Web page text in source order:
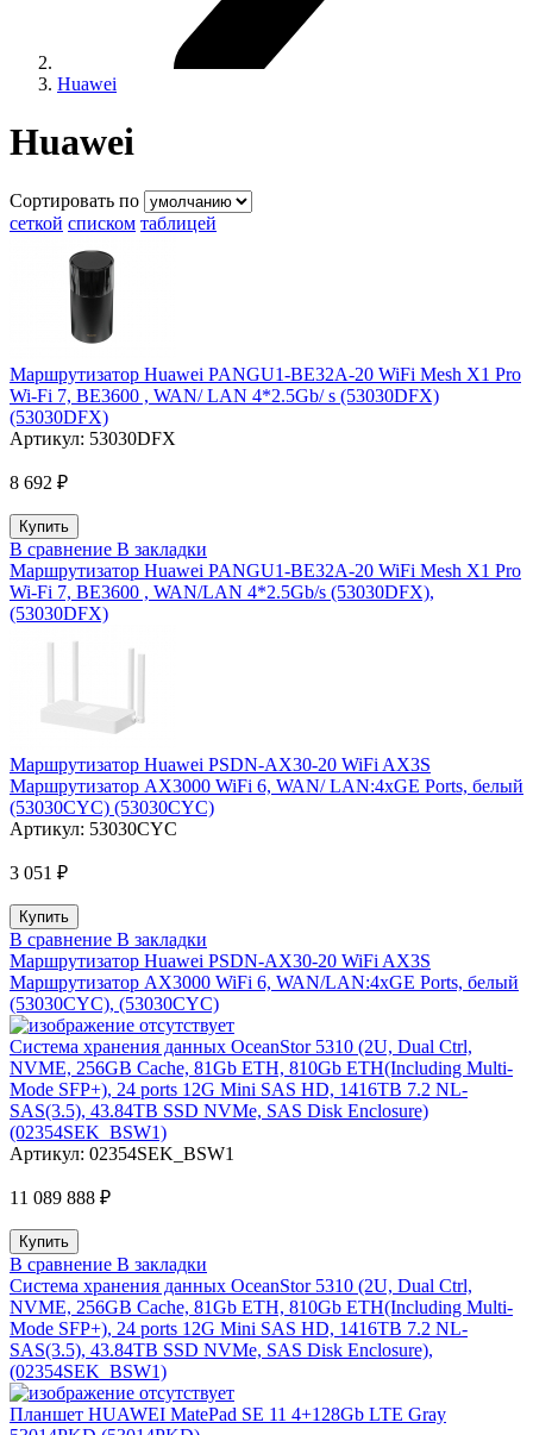
Huawei
Huawei
Сортировать по
сеткой списком таблицей
Маршрутизатор Huawei PANGU1-BE32A-20 WiFi Mesh X1 Pro
Wi-Fi 7, BE3600 , WAN/ LAN 4*2.5Gb/ s (53030DFX)
(53030DFX)
Артикул: 53030DFX
8 692 ₽
В сравнение В закладки
Маршрутизатор Huawei PANGU1-BE32A-20 WiFi Mesh X1 Pro
Wi-Fi 7, BE3600 , WAN/LAN 4*2.5Gb/s (53030DFX),
(53030DFX)
Маршрутизатор Huawei PSDN-AX30-20 WiFi AX3S
Маршрутизатор AX3000 WiFi 6, WAN/ LAN:4xGE Ports, белый
(53030CYC) (53030CYC)
Артикул: 53030CYC
3 051 ₽
В сравнение В закладки
Маршрутизатор Huawei PSDN-AX30-20 WiFi AX3S
Маршрутизатор AX3000 WiFi 6, WAN/LAN:4xGE Ports, белый
(53030CYC), (53030CYC)
Система хранения данных OceanStor 5310 (2U, Dual Ctrl,
NVME, 256GB Cache, 81Gb ETH, 810Gb ETH(Including Multi-
Mode SFP+), 24 ports 12G Mini SAS HD, 1416TB 7.2 NL-
SAS(3.5), 43.84TB SSD NVMe, SAS Disk Enclosure)
(02354SEK_BSW1)
Артикул: 02354SEK_BSW1
11 089 888 ₽
В сравнение В закладки
Система хранения данных OceanStor 5310 (2U, Dual Ctrl,
NVME, 256GB Cache, 81Gb ETH, 810Gb ETH(Including Multi-
Mode SFP+), 24 ports 12G Mini SAS HD, 1416TB 7.2 NL-
SAS(3.5), 43.84TB SSD NVMe, SAS Disk Enclosure),
(02354SEK_BSW1)
Планшет HUAWEI MatePad SE 11 4+128Gb LTE Gray